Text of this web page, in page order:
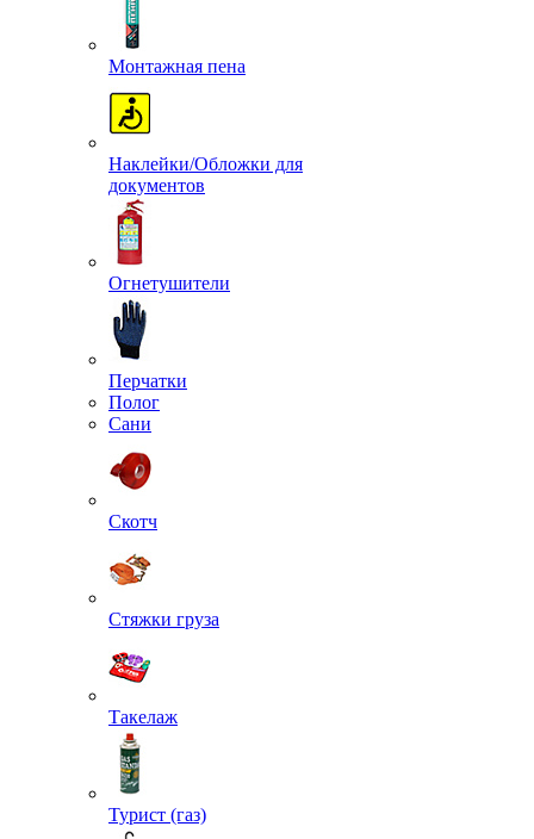
Монтажная пена
Наклейки/Обложки для
документов
Огнетушители
Перчатки
Полог
Сани
Скотч
Стяжки груза
Такелаж
Турист (газ)